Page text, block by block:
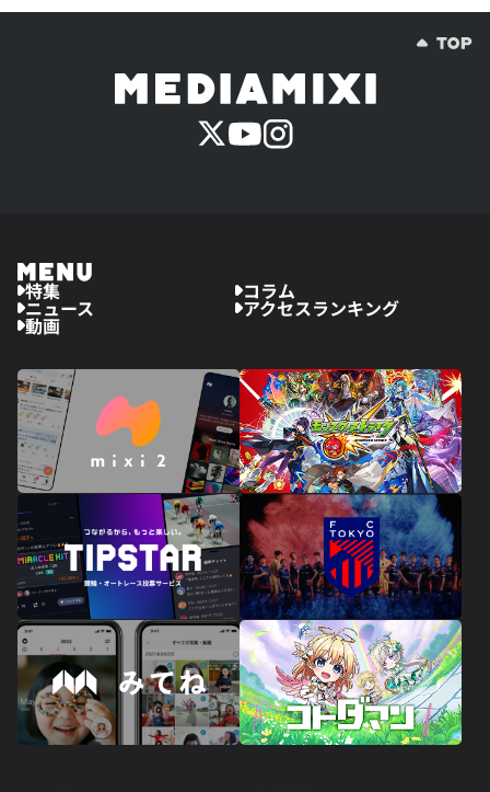
特集 コラム
ニュース アクセスランキング
動画